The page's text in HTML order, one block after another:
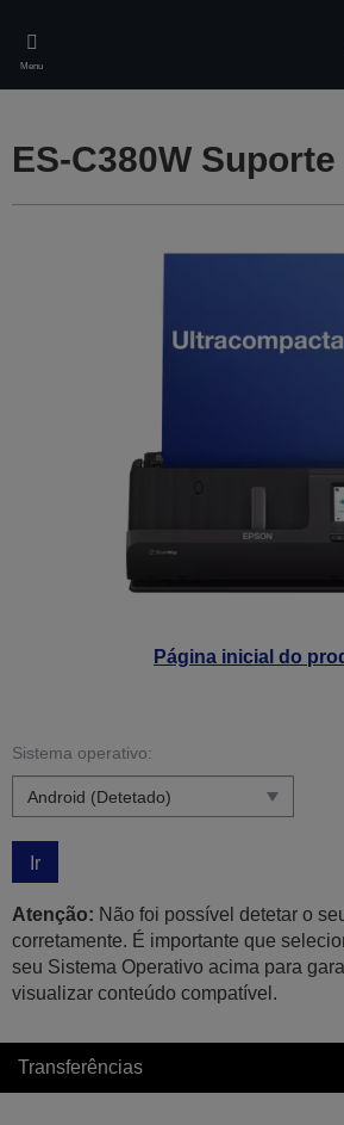
main
content
Menu
Página inicial do
ES-C380W Suporte
Sistema operativo:
Ir
Atenção: Não foi possível detetar o
corretamente. É importante que
seu Sistema Operativo acima para
visualizar conteúdo compatível.
Transferências